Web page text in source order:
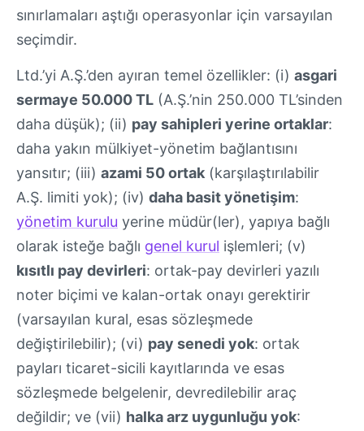
sınırlamaları aştığı operasyonlar için varsayılan
seçimdir.
Ltd.’yi A.Ş.’den ayıran temel özellikler: (i) asgari
sermaye 50.000 TL (A.Ş.’nin 250.000 TL’sinden
daha düşük); (ii) pay sahipleri yerine ortaklar:
daha yakın mülkiyet-yönetim bağlantısını
yansıtır; (iii) azami 50 ortak (karşılaştırılabilir
A.Ş. limiti yok); (iv) daha basit yönetişim:
yönetim kurulu yerine müdür(ler), yapıya bağlı
olarak isteğe bağlı genel kurul işlemleri; (v)
kısıtlı pay devirleri: ortak-pay devirleri yazılı
noter biçimi ve kalan-ortak onayı gerektirir
(varsayılan kural, esas sözleşmede
değiştirilebilir); (vi) pay senedi yok: ortak
payları ticaret-sicili kayıtlarında ve esas
sözleşmede belgelenir, devredilebilir araç
değildir; ve (vii) halka arz uygunluğu yok: